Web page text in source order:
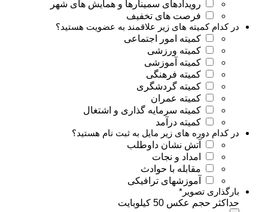
رویدادهای سمینارها و همایش های شهر
فرصت های تخفیف
در کدام کمیته های زیر علاقمند به عضویت هستید؟
کمیته امور اجتماعی
کمیته ورزشی
کمیته آموزشی
کمیته فرهنگی
کمیته گردشگری
کمیته عمران
کمیته سرمایه گذاری و اشتغال
کمیته درآمد
در کدام دوره های زیر مایل به ثبت نام هستید؟
آتش نشان داوطلب
امداد و نجات
مقابله با حوادث
آموزشهای ترافیکی
بارگذاری تصویر *
حداکثر حجم عکس 50 کیلوبایت